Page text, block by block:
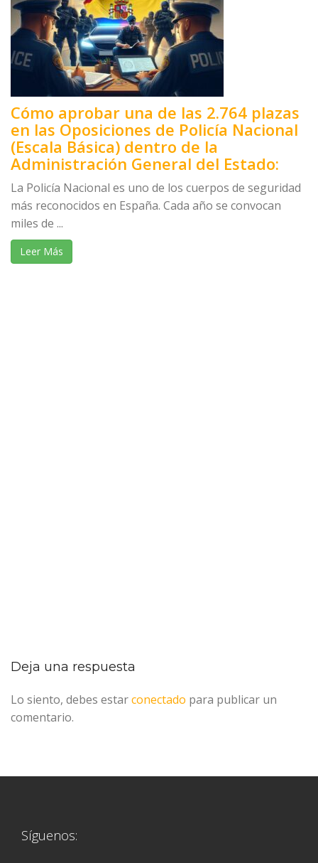
Cómo aprobar una de las 2.764 plazas
en las Oposiciones de Policía Nacional
(Escala Básica) dentro de la
Administración General del Estado:
La Policía Nacional es uno de los cuerpos de seguridad
más reconocidos en España. Cada año se convocan
miles de ...
Leer Más
Deja una respuesta
Lo siento, debes estarconectado para publicar un
comentario.
Síguenos: